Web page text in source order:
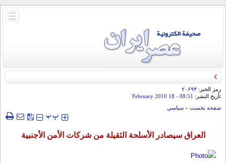
باز
الحمراء
رمز الخبر: ۲۰۶۹۳
تأريخ النشر: 08:51
- 18 February 2010
صفحه نخست » سياسي
‍‍‍ پپ
العراق سيصادر الأسلحة الثقيلة من شركات الأمن الأجنبية